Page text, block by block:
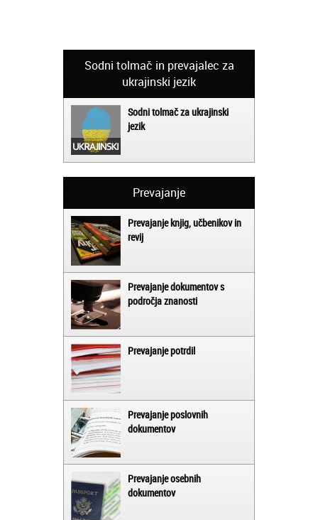
Sodni tolmač in prevajalec za
ukrajinski jezik
Sodni tolmač za ukrajinski
jezik
Prevajanje
Prevajanje knjig, učbenikov in
revij
Prevajanje dokumentov s
področja znanosti
Prevajanje potrdil
Prevajanje poslovnih
dokumentov
Prevajanje osebnih
dokumentov